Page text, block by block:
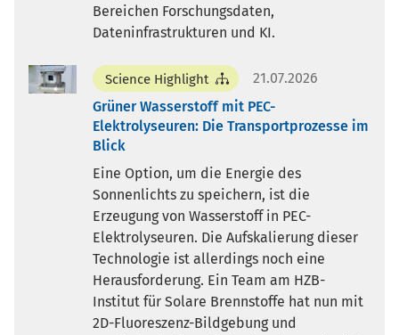
Bereichen Forschungsdaten,
Dateninfrastrukturen und KI.
Science Highlight
21.07.2026
Grüner Wasserstoff mit PEC-
Elektrolyseuren: Die Transportprozesse im
Blick
Eine Option, um die Energie des
Sonnenlichts zu speichern, ist die
Erzeugung von Wasserstoff in PEC-
Elektrolyseuren. Die Aufskalierung dieser
Technologie ist allerdings noch eine
Herausforderung. Ein Team am HZB-
Institut für Solare Brennstoffe hat nun mit
2D-Fluoreszenz-Bildgebung und